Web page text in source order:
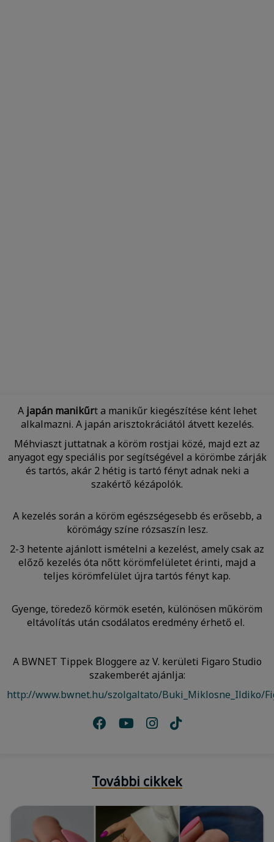
A japán manikűrt a manikűr kiegészítése ként lehet
alkalmazni. A japán arisztokráciától átvett kezelés.
Méhviaszt juttatnak a köröm rostjai közé, majd ezt az
anyagot egy speciális por segítségével a körömbe zárják
és tartós, akár 2 hétig is tartó fényt adnak neki a
szakértő kézápolók.
A kezelés során a köröm egészségesebb és erősebb, a
körömágy színe rózsaszín lesz.
2-3 hetente ajánlott ismételni a kezelést, amely csak az
előző kezelés óta nőtt körömfelületet érinti, majd a
teljes körömfelület újra tartós fényt kap.
Gyenge, töredező körmök esetén, különösen műköröm
eltávolítás után csodálatos eredmény érhető el.
A BWNET Tippek Bloggere az V. kerületi Figaro Studio
szakemberét ajánlja:
http://www.bwnet.hu/szolgaltato/Buki_Miklosne_Ildiko/
További cikkek